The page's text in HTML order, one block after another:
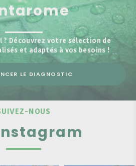
? Découvrez votre sélection de
et adaptés à vos besoins !
LE DIAGNOSTIC
NOUS